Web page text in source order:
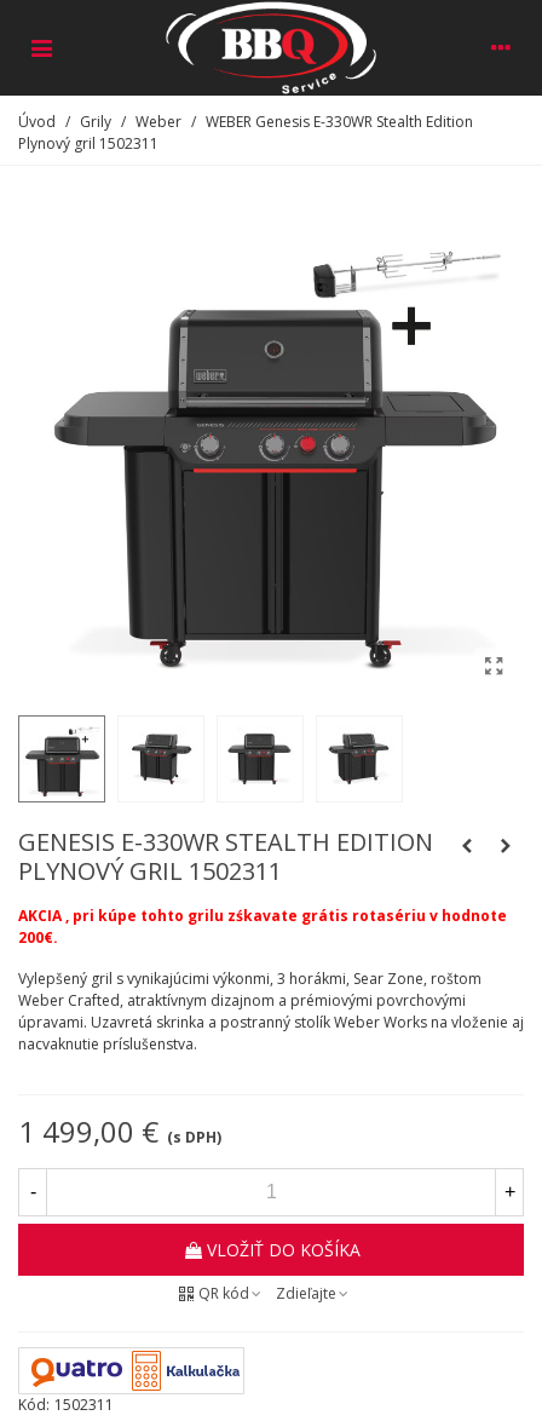
Úvod / Grily / Weber / WEBER Genesis E-330WR Stealth Edition
Plynový gril 1502311
GENESIS E-330WR STEALTH EDITION
PLYNOVÝ GRIL 1502311
AKCIA , pri kúpe tohto grilu zśkavate grátis rotasériu v hodnote
200€.
Vylepšený gril s vynikajúcimi výkonmi, 3 horákmi, Sear Zone, roštom
Weber Crafted, atraktívnym dizajnom a prémiovými povrchovými
úpravami. Uzavretá skrinka a postranný stolík Weber Works na vloženie aj
nacvaknutie príslušenstva.
1 499,00 € (s DPH)
- +
VLOŽIŤ DO KOŠÍKA
QR kód Zdieľajte
Kód: 1502311